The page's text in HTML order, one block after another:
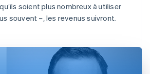
soient plus nombreux à utiliser
souvent –, les revenus suivront.